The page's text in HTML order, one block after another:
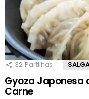
32 Partilhas
Gyoza Japonesa
Carne